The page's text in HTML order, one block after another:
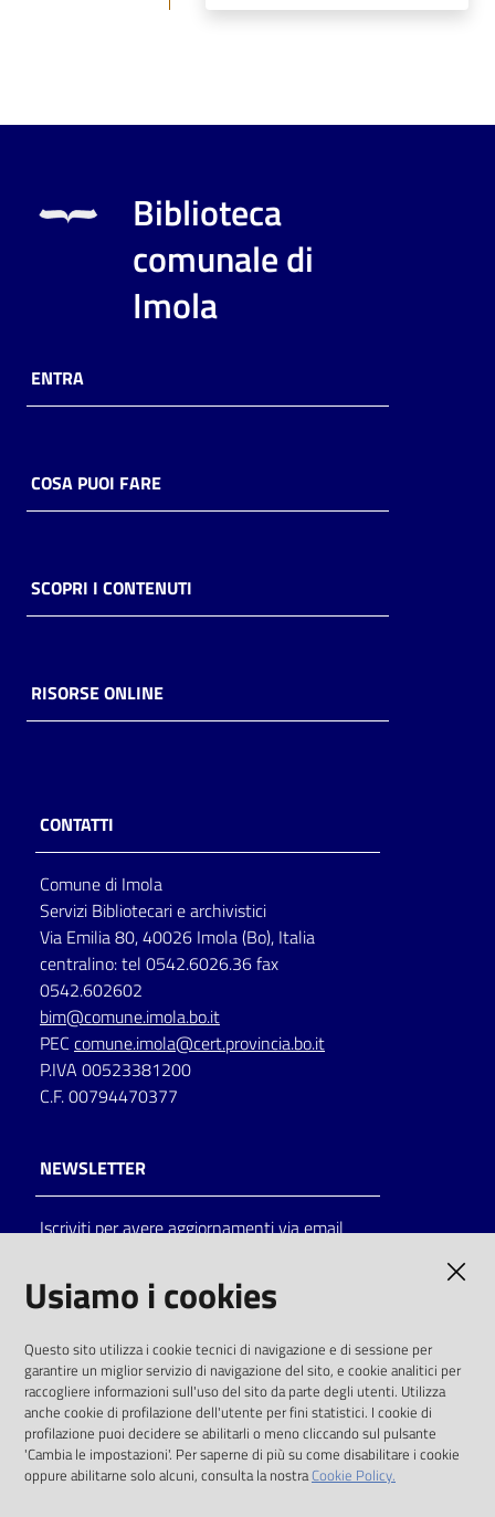
Biblioteca
comunale di
Imola
ENTRA
COSA PUOI FARE
SCOPRI I CONTENUTI
RISORSE ONLINE
CONTATTI
Comune di Imola
Servizi Bibliotecari e archivistici
Via Emilia 80, 40026 Imola (Bo), Italia
centralino: tel 0542.6026.36 fax
0542.602602
bim@comune.imola.bo.it
PEC comune.imola@cert.provincia.bo.it
P.IVA 00523381200
C.F. 00794470377
NEWSLETTER
Iscriviti per avere aggiornamenti via email
solo alle condizioni previste dalla direttiva
comunitaria 2003/98/CE e dal d.lgs. 36/2006
SOCIAL
Instagram
Usiamo i cookies
Questo sito utilizza i cookie tecnici di navigazione e di sessione per
garantire un miglior servizio di navigazione del sito, e cookie analitici per
raccogliere informazioni sull'uso del sito da parte degli utenti. Utilizza
anche cookie di profilazione dell'utente per fini statistici. I cookie di
profilazione puoi decidere se abilitarli o meno cliccando sul pulsante
'Cambia le impostazioni'. Per saperne di più su come disabilitare i cookie
oppure abilitarne solo alcuni, consulta la nostraCookie Policy.